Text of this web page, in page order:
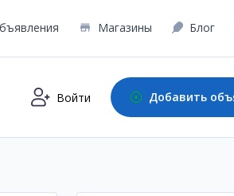
Магазины Блог
Войти Добавить